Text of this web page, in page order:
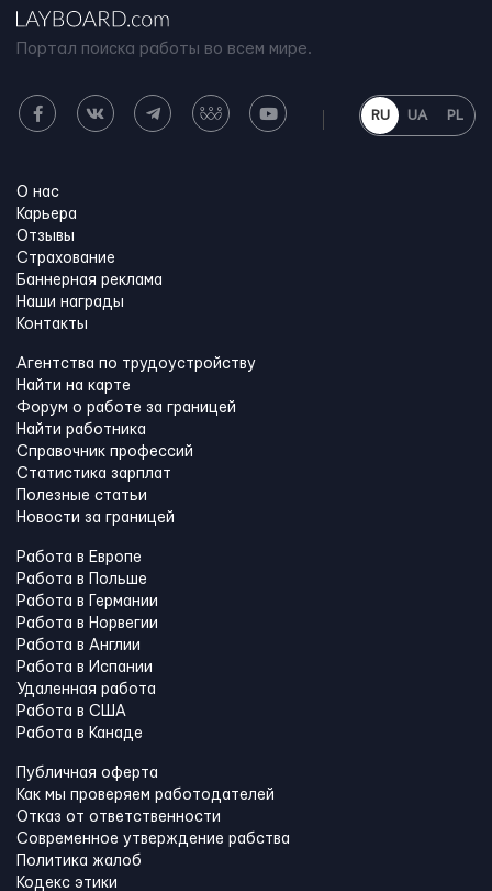
Портал поиска работы во всем мире.
RU UA PL
О нас
Карьера
Отзывы
Страхование
Баннерная реклама
Наши награды
Контакты
Агентства по трудоустройству
Найти на карте
Форум о работе за границей
Найти работника
Справочник профессий
Статистика зарплат
Полезные статьи
Новости за границей
Работа в Европе
Работа в Польше
Работа в Германии
Работа в Норвегии
Работа в Англии
Работа в Испании
Удаленная работа
Работа в США
Работа в Канадe
Публичная оферта
Как мы проверяем работодателей
Отказ от ответственности
Современное утверждение рабства
Политика жалоб
Кодекс этики